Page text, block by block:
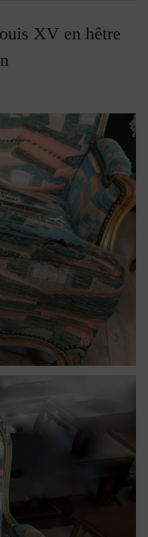
XV en hêtre